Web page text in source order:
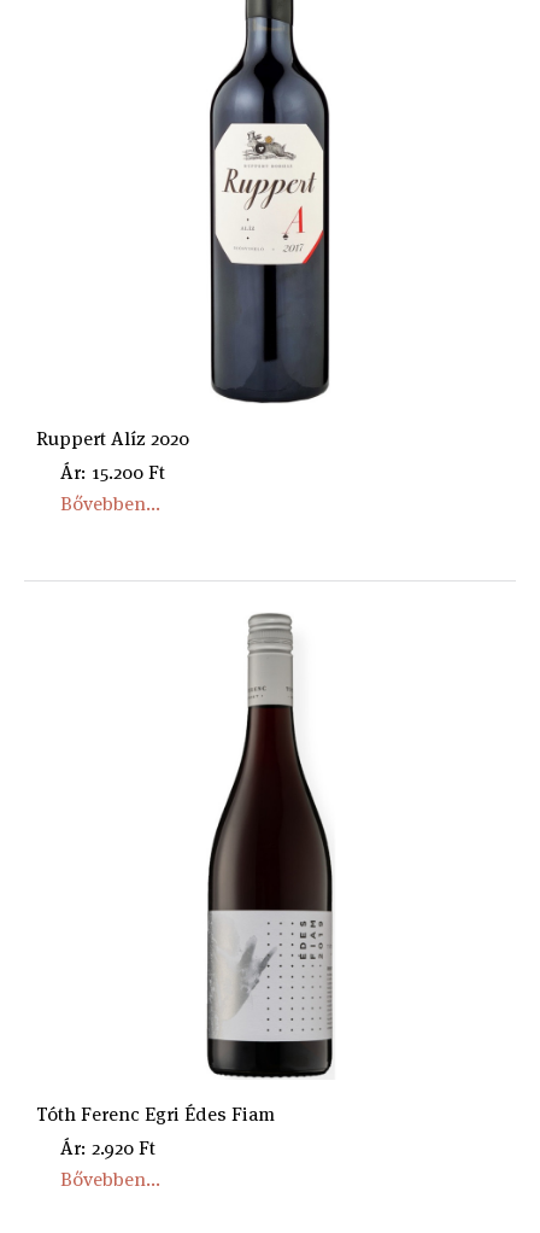
Ruppert Alíz 2020
Ár: 15.200 Ft
Bővebben...
Tóth Ferenc Egri Édes Fiam
Ár: 2.920 Ft
Bővebben...